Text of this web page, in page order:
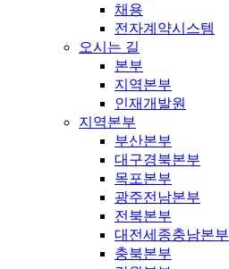
채용
전자계약시스템
오시는 길
본부
지역본부
인재개발원
지역본부
부산본부
대구경북본부
목포본부
광주전남본부
전북본부
대전세종충남본부
충북본부